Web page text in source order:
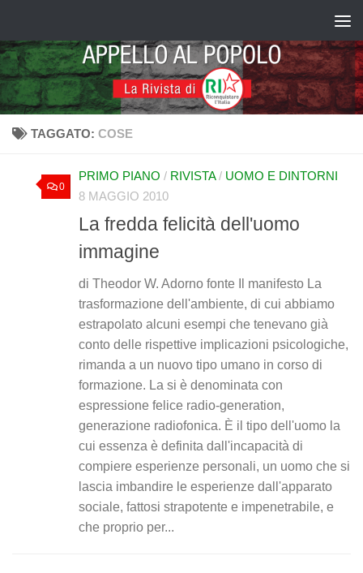
TAGGATO: COSE
0
PRIMO PIANO / RIVISTA/ UOMO E DINTORNI
8 MAGGIO 2010
La fredda felicità dell'uomo
immagine
di Theodor W. Adorno fonte Il manifesto La
trasformazione dell'ambiente, di cui abbiamo
estrapolato alcuni esempi che tenevano già
conto delle rispettive implicazioni psicologiche,
rimanda a un nuovo tipo umano in corso di
formazione. La si è denominata con
espressione felice radio-generation,
generazione radiofonica. È il tipo dell'uomo la
cui essenza è definita dall'incapacità di
compiere esperienze personali, un uomo che si
lascia imbandire le esperienze dall'apparato
sociale, fattosi strapotente e impenetrabile, e
che proprio per...